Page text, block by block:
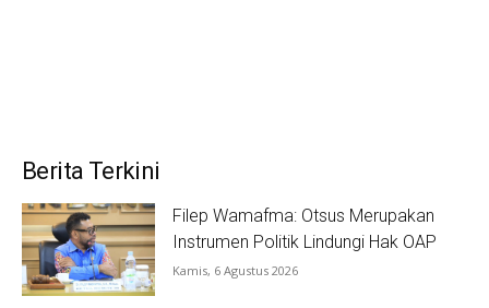
Berita Terkini
Filep Wamafma: Otsus Merupakan
Instrumen Politik Lindungi Hak OAP
Kamis, 6 Agustus 2026